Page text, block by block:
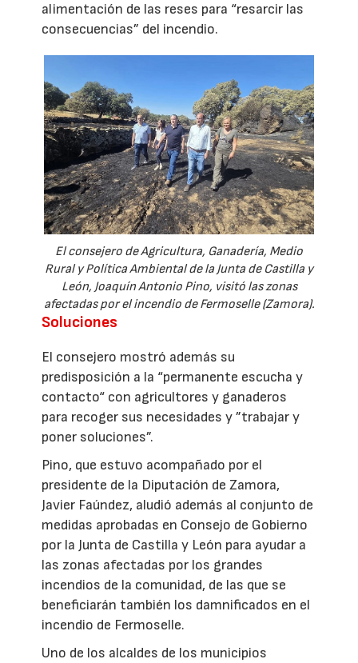
alimentación de las reses para “resarcir las
consecuencias” del incendio.
El consejero de Agricultura, Ganadería, Medio
Rural y Política Ambiental de la Junta de Castilla y
León, Joaquín Antonio Pino, visitó las zonas
afectadas por el incendio de Fermoselle (Zamora).
Soluciones
El consejero mostró además su
predisposición a la “permanente escucha y
contacto“ con agricultores y ganaderos
para recoger sus necesidades y ”trabajar y
poner soluciones”.
Pino, que estuvo acompañado por el
presidente de la Diputación de Zamora,
Javier Faúndez, aludió además al conjunto de
medidas aprobadas en Consejo de Gobierno
por la Junta de Castilla y León para ayudar a
las zonas afectadas por los grandes
incendios de la comunidad, de las que se
beneficiarán también los damnificados en el
incendio de Fermoselle.
Uno de los alcaldes de los municipios